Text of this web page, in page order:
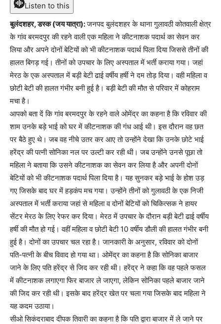
Listen to this
बुलंदशहर, डस्क (जय यात्रा):जनपद बुलंदशहर के थाना गुलावठी कोतवाली क्षेत्र
के गांव बरमदपुर की रहने वाली एक महिला ने कीटनाशक पदार्थ का सेवन कर
लिया और अपने दोनों बेटियों को भी कीटनाशक पदार्थ पिला दिया जिससे तीनों की
हालत बिगड़ गई। तीनों को उपचार के लिए अस्पताल में भर्ती कराया गया। जहां
मेरठ के एक अस्पताल में बड़ी बेटी ढाई वर्षीय हर्षी ने दम तोड़ दिया। वही महिला व
छोटी बेटी की हालत गंभीर बनी हुई है। बड़ी बेटी की मौत से परिवार में कोहराम
मचा है।
आपको बता दें कि गांव बरमदपुर के रहने वाले ओमेंद्र का कहना है कि रविवार की
शाम उनके बड़े भाई को घर में कीटनाशक की गंध आई थी। इस दौरान वह छत
पर बैठे हुए थे। जब वह नीचे उतर कर आए तो उन्होंने देखा कि उनके छोटे भाई
हरेंद्र की पत्नी सोनिका नल पर उल्टी कर रही थी। जब उन्होंने उनसे पूछा तो
महिला ने बताया कि उसने कीटनाशक का सेवन कर लिया है और अपनी दोनों
बेटियों को भी कीटनाशक पदार्थ पिला दिया है। यह सुनकर बड़े भाई के होश उड़
गए जिसके बाद घर में हड़कंप मच गया। उन्होंने तीनों को गुलावठी के एक निजी
अस्पताल में भर्ती कराया जहां से महिला व दोनों बेटियों को चिकित्सक ने हायर
सेंटर मेरठ के लिए रेफर कर दिया। मेरठ में उपचार के दौरान बड़ी बेटी ढाई वर्षीय
हर्षी की मौत हो गई। वहीं महिला व छोटी बेटी 10 वर्षीय डौली की हालत गंभीर बनी
हुई है। दोनों का उपचार चल रहा है। जानकारी के अनुसार, रविवार को दोनों
पति-पत्नी के बीच विवाद हो गया था। ओमेंद्र का कहना है कि सोनिका बाजार
जाने के लिए पति हरेंद्र से जिद कर रही थी। हरेंद्र ने कहा कि वह पहले फसल
में कीटनाशक लगाएगा फिर बाजार ले जाएगा, लेकिन सोनिका पहले बाजार जाने
की जिद कर रही थी। इसके बाद हरेंद्र खेत पर चला गया जिसके बाद महिला ने
यह कदम उठाया।
सीओ सिकंदराबाद दीपक तिवारी का कहना है कि पति द्वारा बाजार में ले जाने पर